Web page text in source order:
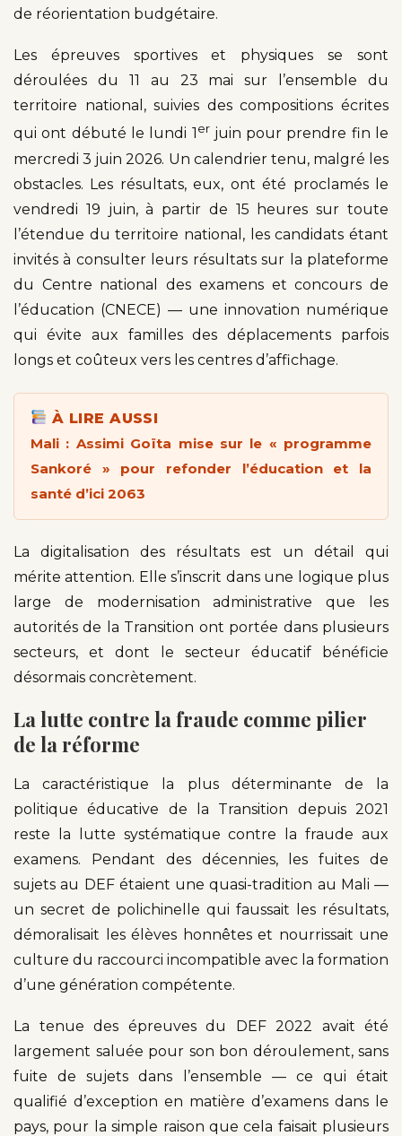
de réorientation budgétaire.
Les épreuves sportives et physiques se sont
déroulées du 11 au 23 mai sur l’ensemble du
territoire national, suivies des compositions écrites
qui ont débuté le lundi 1 er juin pour prendre fin le
mercredi 3 juin 2026. Un calendrier tenu, malgré les
obstacles. Les résultats, eux, ont été proclamés le
vendredi 19 juin, à partir de 15 heures sur toute
l’étendue du territoire national, les candidats étant
invités à consulter leurs résultats sur la plateforme
du Centre national des examens et concours de
l’éducation (CNECE) — une innovation numérique
qui évite aux familles des déplacements parfois
longs et coûteux vers les centres d’affichage.
À LIRE AUSSI
Mali : Assimi Goïta mise sur le « programme
Sankoré » pour refonder l’éducation et la
santé d’ici 2063
La digitalisation des résultats est un détail qui
mérite attention. Elle s’inscrit dans une logique plus
large de modernisation administrative que les
autorités de la Transition ont portée dans plusieurs
secteurs, et dont le secteur éducatif bénéficie
désormais concrètement.
La lutte contre la fraude comme pilier
de la réforme
La caractéristique la plus déterminante de la
politique éducative de la Transition depuis 2021
reste la lutte systématique contre la fraude aux
examens. Pendant des décennies, les fuites de
sujets au DEF étaient une quasi-tradition au Mali —
un secret de polichinelle qui faussait les résultats,
démoralisait les élèves honnêtes et nourrissait une
culture du raccourci incompatible avec la formation
d’une génération compétente.
La tenue des épreuves du DEF 2022 avait été
largement saluée pour son bon déroulement, sans
fuite de sujets dans l’ensemble — ce qui était
qualifié d’exception en matière d’examens dans le
pays, pour la simple raison que cela faisait plusieurs